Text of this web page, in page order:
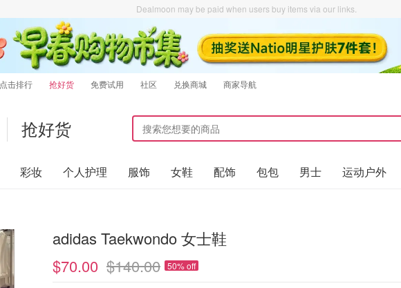
Dealmoon may be paid when users buy items via our links.
点击排行 抢好货 免费试用 社区 兑换商城 商家导航
抢好货
彩妆 个人护理 服饰 女鞋 配饰 包包 男士 运动户外
adidas Taekwondo 女士鞋
$70.00 $140.00 50% off